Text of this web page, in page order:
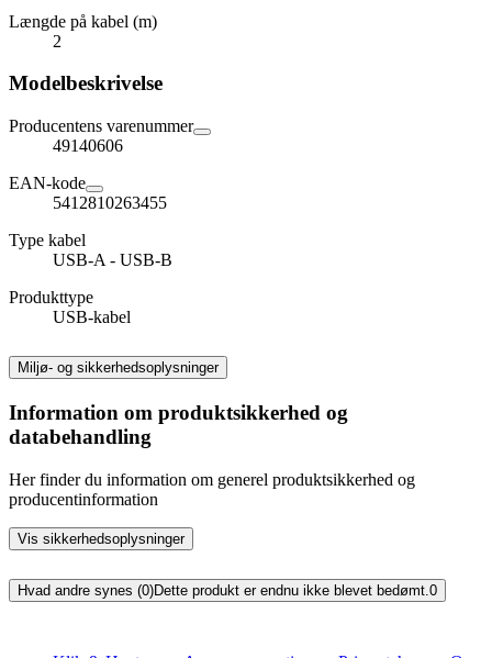
Længde på kabel (m)
2
Modelbeskrivelse
Producentens varenummer
49140606
EAN-kode
5412810263455
Type kabel
USB-A - USB-B
Produkttype
USB-kabel
Miljø- og sikkerhedsoplysninger
Information om produktsikkerhed og
databehandling
Her finder du information om generel produktsikkerhed og
producentinformation
Vis sikkerhedsoplysninger
Hvad andre synes (0)Dette produkt er endnu ikke blevet bedømt. 0